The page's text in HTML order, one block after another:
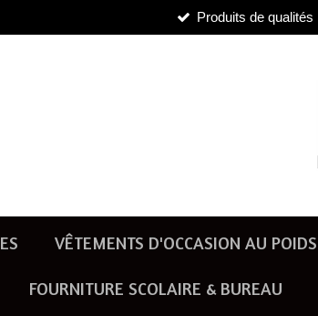
Produits de qualités
VÊTEMENTS D'OCCASION AU POIDS
FOURNITURE SCOLAIRE & BUREAU